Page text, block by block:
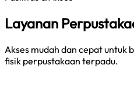
Layanan
Akses mudah dan cepat untuk
fisik perpustakaan terpadu.